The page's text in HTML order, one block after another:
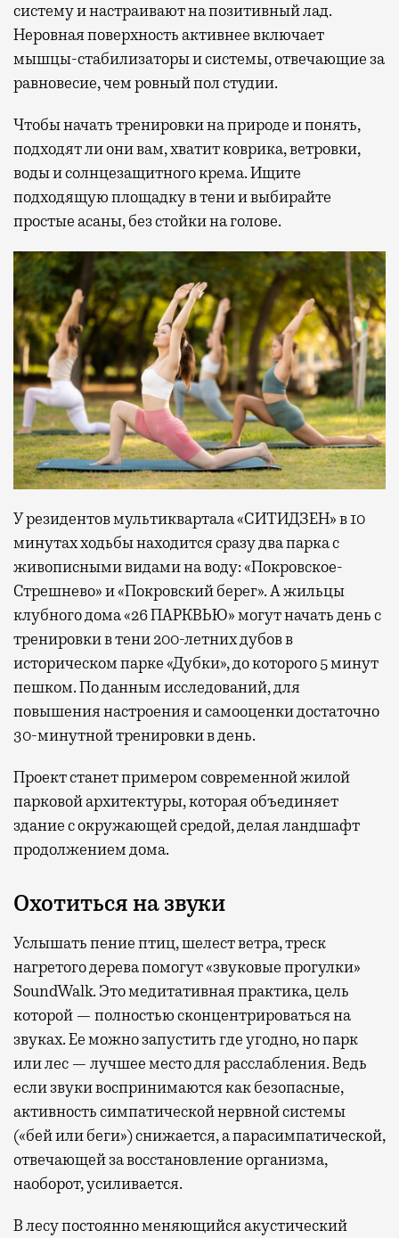
систему и настраивают на позитивный лад.
Неровная поверхность активнее включает
мышцы-стабилизаторы и системы, отвечающие за
равновесие, чем ровный пол студии.
Чтобы начать тренировки на природе и понять,
подходят ли они вам, хватит коврика, ветровки,
воды и солнцезащитного крема. Ищите
подходящую площадку в тени и выбирайте
простые асаны, без стойки на голове.
У резидентов мультиквартала «СИТИДЗЕН» в 10
минутах ходьбы находится сразу два парка с
живописными видами на воду: «Покровское-
Стрешнево» и «Покровский берег». А жильцы
клубного дома «26 ПАРКВЬЮ» могут начать день с
тренировки в тени 200-летних дубов в
историческом парке «Дубки», до которого 5 минут
пешком. По данным исследований, для
повышения настроения и самооценки достаточно
30-минутной тренировки в день.
Проект станет примером современной жилой
парковой архитектуры, которая объединяет
здание с окружающей средой, делая ландшафт
продолжением дома.
Охотиться на звуки
Услышать пение птиц, шелест ветра, треск
нагретого дерева помогут «звуковые прогулки»
SoundWalk. Это медитативная практика, цель
которой — полностью сконцентрироваться на
звуках. Ее можно запустить где угодно, но парк
или лес — лучшее место для расслабления. Ведь
если звуки воспринимаются как безопасные,
активность симпатической нервной системы
(«бей или беги») снижается, а парасимпатической,
отвечающей за восстановление организма,
наоборот, усиливается.
В лесу постоянно меняющийся акустический